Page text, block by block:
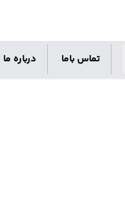
تماس باما درباره ما